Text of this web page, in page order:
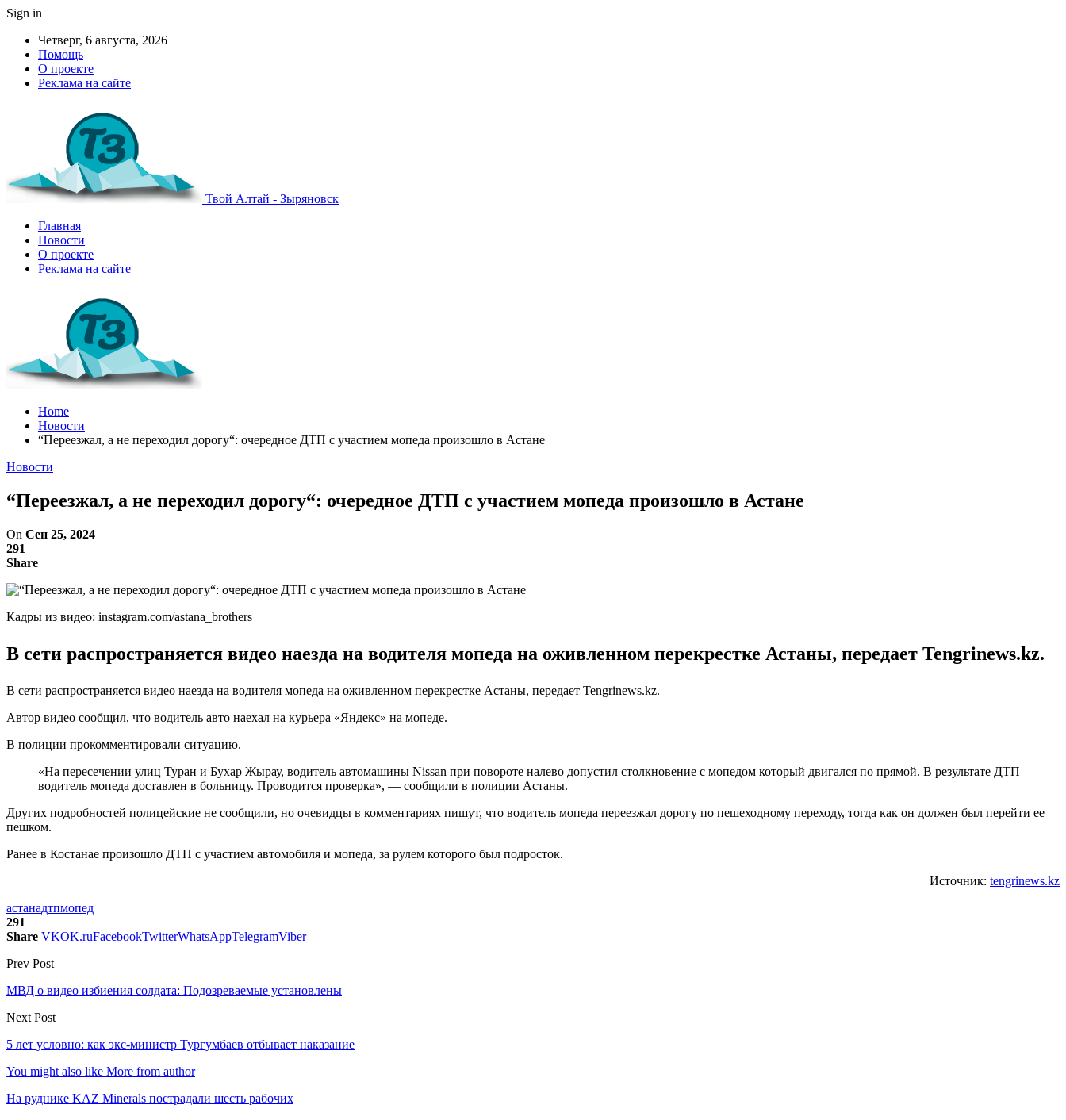
Sign in
Четверг, 6 августа, 2026
Помощь
О проекте
Реклама на сайте
Твой Алтай - Зыряновск
Главная
Новости
О проекте
Реклама на сайте
Home
Новости
“Переезжал, а не переходил дорогу“: очередное ДТП с участием мопеда произошло в Астане
Новости
“Переезжал, а не переходил дорогу“: очередное ДТП с участием мопеда произошло в Астане
On Сен 25, 2024
291
Share
Кадры из видео: instagram.com/astana_brothers
В сети распространяется видео наезда на водителя мопеда на оживленном перекрестке Астаны, передает Tengrinews.kz.
В сети распространяется видео наезда на водителя мопеда на оживленном перекрестке Астаны, передает Tengrinews.kz.
Автор видео сообщил, что водитель авто наехал на курьера «Яндекс» на мопеде.
В полиции прокомментировали ситуацию.
«На пересечении улиц Туран и Бухар Жырау, водитель автомашины Nissan при повороте налево допустил столкновение с мопедом который двигался по прямой. В результате ДТП
водитель мопеда доставлен в больницу. Проводится проверка», — сообщили в полиции Астаны.
Других подробностей полицейские не сообщили, но очевидцы в комментариях пишут, что водитель мопеда переезжал дорогу по пешеходному переходу, тогда как он должен был перейти ее
пешком.
Ранее в Костанае произошло ДТП с участием автомобиля и мопеда, за рулем которого был подросток.
Источник: tengrinews.kz
астанадтпмопед
291
Share VKOK.ruFacebookTwitterWhatsAppTelegramViber
Prev Post
МВД о видео избиения солдата: Подозреваемые установлены
Next Post
5 лет условно: как экс-министр Тургумбаев отбывает наказание
You might also like More from author
На руднике KAZ Minerals пострадали шесть рабочих